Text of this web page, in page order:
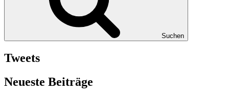
Suchen
Tweets
Neueste Beiträge